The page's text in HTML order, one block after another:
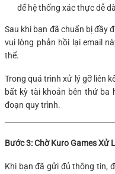
để hệ thống xác thực dễ
Sau khi bạn đã chuẩn bị đầy
vui lòng phản hồi lại email
thể.
Trong quá trình xử lý gỡ liên
bất kỳ tài khoản bên thứ ba
đoạn quy trình.
Bước 3: Chờ Kuro Games Xử
Khi bạn đã gửi đủ thông tin,